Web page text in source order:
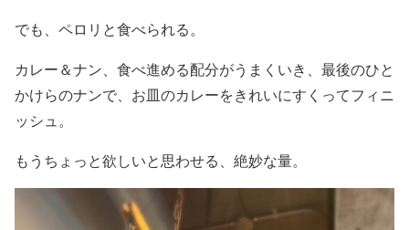
でも、ペロリと食べられる。
カレー＆ナン、食べ進める配分がうまくいき、最後のひと
かけらのナンで、お皿のカレーをきれいにすくってフィニ
ッシュ。
もうちょっと欲しいと思わせる、絶妙な量。